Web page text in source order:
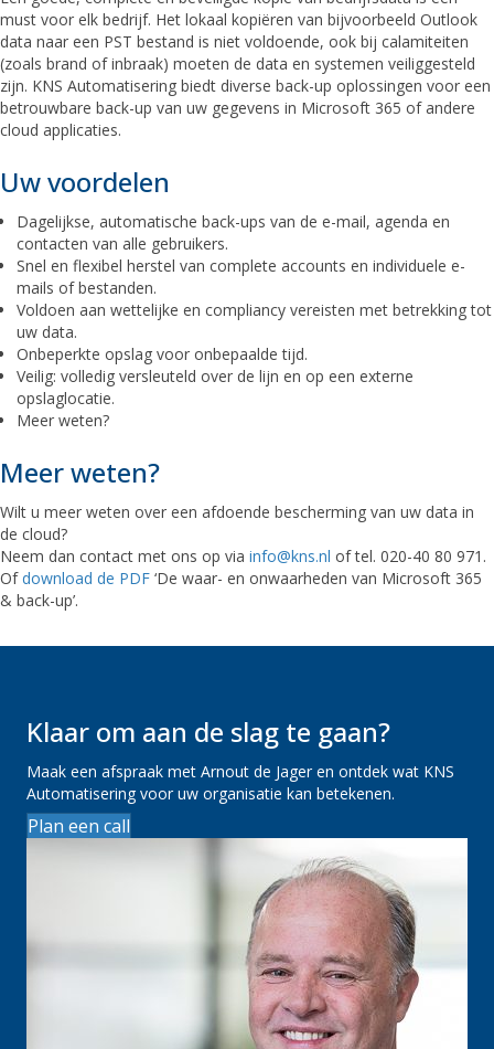
must voor elk bedrijf. Het lokaal kopiëren van bijvoorbeeld Outlook
data naar een PST bestand is niet voldoende, ook bij calamiteiten
(zoals brand of inbraak) moeten de data en systemen veiliggesteld
zijn. KNS Automatisering biedt diverse back-up oplossingen voor een
betrouwbare back-up van uw gegevens in Microsoft 365 of andere
cloud applicaties.
Uw voordelen
Dagelijkse, automatische back-ups van de e-mail, agenda en
contacten van alle gebruikers.
Snel en flexibel herstel van complete accounts en individuele e-
mails of bestanden.
Voldoen aan wettelijke en compliancy vereisten met betrekking tot
uw data.
Onbeperkte opslag voor onbepaalde tijd.
Veilig: volledig versleuteld over de lijn en op een externe
opslaglocatie.
Meer weten?
Meer weten?
Wilt u meer weten over een afdoende bescherming van uw data in
de cloud?
Neem dan contact met ons op via info@kns.nl of tel. 020-40 80 971.
Ofdownload de PDF ‘De waar- en onwaarheden van Microsoft 365
& back-up’.
Klaar om aan de slag te gaan?
Maak een afspraak met Arnout de Jager en ontdek wat KNS
Automatisering voor uw organisatie kan betekenen.
Plan een call